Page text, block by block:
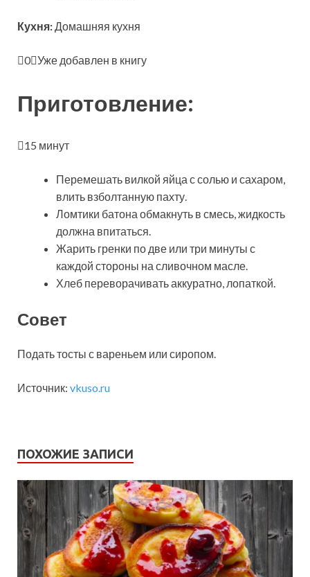
Кухня: Домашняя кухня
0 Уже добавлен в книгу
Приготовление:
15 минут
Перемешать вилкой яйца с солью и сахаром,
влить взболтанную пахту.
Ломтики батона обмакнуть в смесь, жидкость
должна впитаться.
Жарить гренки по две или три минуты с
каждой стороны на сливочном масле.
Хлеб переворачивать аккуратно, лопаткой.
Совет
Подать тосты с вареньем или сиропом.
Источник: vkuso.ru
ПОХОЖИЕ ЗАПИСИ